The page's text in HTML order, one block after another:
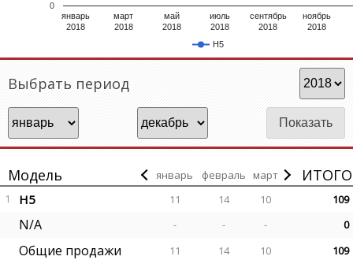
H5
январь
2018
март
2018
май
2018
июль
2018
сентябрь
2018
ноябрь
2018
0
Выбрать период
Модель январь февраль март ИТОГО
1 H5 11 14 10 109
N/A - - - 0
Общие продажи 11 14 10 109